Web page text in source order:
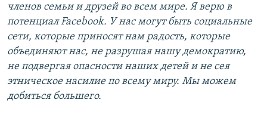
членов семьи и друзей во всем мире. Я верю в
потенциал Facebook. У нас могут быть социальные
сети, которые приносят нам радость, которые
объединяют нас, не разрушая нашу демократию,
не подвергая опасности наших детей и не сея
этническое насилие по всему миру. Мы можем
добиться большего.